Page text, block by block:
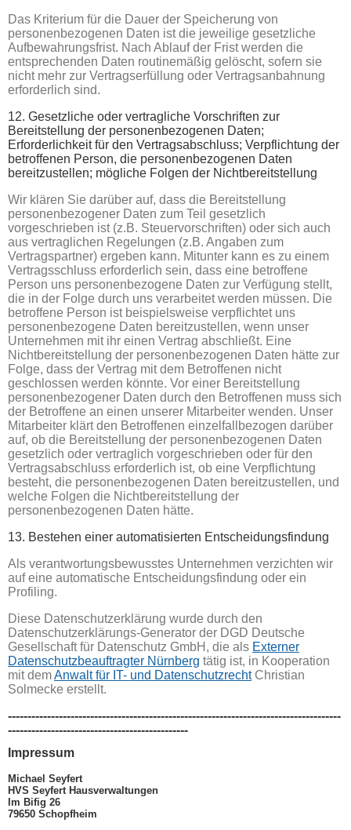
Das Kriterium für die Dauer der Speicherung von
personenbezogenen Daten ist die jeweilige gesetzliche
Aufbewahrungsfrist. Nach Ablauf der Frist werden die
entsprechenden Daten routinemäßig gelöscht, sofern sie
nicht mehr zur Vertragserfüllung oder Vertragsanbahnung
erforderlich sind.
12. Gesetzliche oder vertragliche Vorschriften zur
Bereitstellung der personenbezogenen Daten;
Erforderlichkeit für den Vertragsabschluss; Verpflichtung der
betroffenen Person, die personenbezogenen Daten
bereitzustellen; mögliche Folgen der Nichtbereitstellung
Wir klären Sie darüber auf, dass die Bereitstellung
personenbezogener Daten zum Teil gesetzlich
vorgeschrieben ist (z.B. Steuervorschriften) oder sich auch
aus vertraglichen Regelungen (z.B. Angaben zum
Vertragspartner) ergeben kann. Mitunter kann es zu einem
Vertragsschluss erforderlich sein, dass eine betroffene
Person uns personenbezogene Daten zur Verfügung stellt,
die in der Folge durch uns verarbeitet werden müssen. Die
betroffene Person ist beispielsweise verpflichtet uns
personenbezogene Daten bereitzustellen, wenn unser
Unternehmen mit ihr einen Vertrag abschließt. Eine
Nichtbereitstellung der personenbezogenen Daten hätte zur
Folge, dass der Vertrag mit dem Betroffenen nicht
geschlossen werden könnte. Vor einer Bereitstellung
personenbezogener Daten durch den Betroffenen muss sich
der Betroffene an einen unserer Mitarbeiter wenden. Unser
Mitarbeiter klärt den Betroffenen einzelfallbezogen darüber
auf, ob die Bereitstellung der personenbezogenen Daten
gesetzlich oder vertraglich vorgeschrieben oder für den
Vertragsabschluss erforderlich ist, ob eine Verpflichtung
besteht, die personenbezogenen Daten bereitzustellen, und
welche Folgen die Nichtbereitstellung der
personenbezogenen Daten hätte.
13. Bestehen einer automatisierten Entscheidungsfindung
Als verantwortungsbewusstes Unternehmen verzichten wir
auf eine automatische Entscheidungsfindung oder ein
Profiling.
Diese Datenschutzerklärung wurde durch den
Datenschutzerklärungs-Generator der DGD Deutsche
Gesellschaft für Datenschutz GmbH, die als Externer
Datenschutzbeauftragter Nürnberg tätig ist, in Kooperation
mit demAnwalt für IT- und DatenschutzrechtChristian
Solmecke erstellt.
-------------------------------------------------------------------------------------
----------------------------------------------
Impressum
Michael Seyfert
HVS Seyfert Hausverwaltungen
Im Bifig 26
79650 Schopfheim